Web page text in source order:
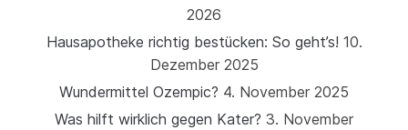
2026
Hausapotheke richtig bestücken: So geht’s! 10.
Dezember 2025
Wundermittel Ozempic? 4. November 2025
Was hilft wirklich gegen Kater? 3. November